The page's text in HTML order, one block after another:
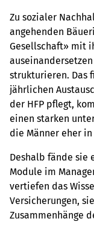
Zu sozialer
angehenden
Gesellschaft» mit
strukturieren. Das
jährlichen
der HFP pflegt,
einen starken
die Männer eher
Deshalb fände sie
Module im
vertiefen das
Versicherungen,
Zusammenhänge